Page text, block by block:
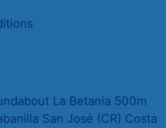
La Betania 500m
San José (CR) Costa